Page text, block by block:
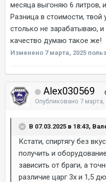
месяца выгоняю 6 литров,
Разница в стоимости,
столько не зарабатываю,
качество думаю такое же!
Изменено 7 марта, 2025
Alex030569
Опубликовано 7 марта,
В 07.03.2025 в 18:43,
Кстати, спиртягу без
получить и
зависить от браги, а
различие царг 3х и 1,5